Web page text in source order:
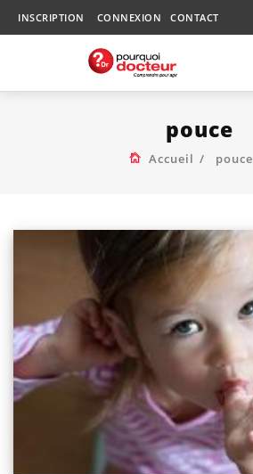
INSCRIPTION CONNEXION CONTACT
pouce
Accueil pouce